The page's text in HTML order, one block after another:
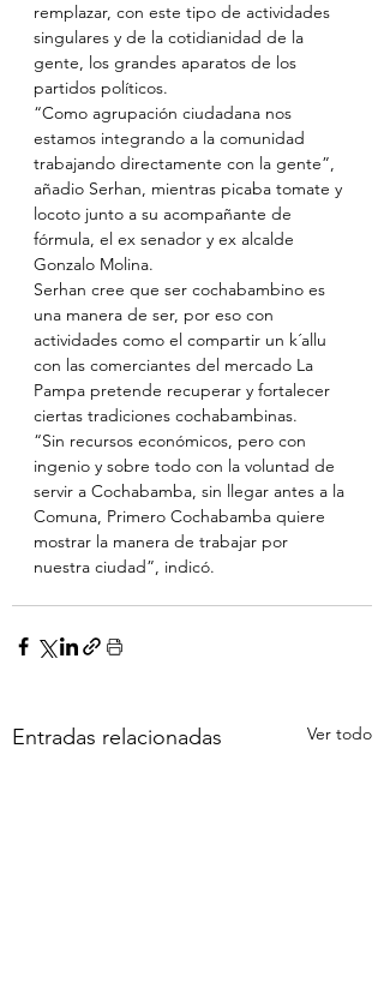
remplazar, con este tipo de actividades
singulares y de la cotidianidad de la
gente, los grandes aparatos de los
partidos políticos.
“Como agrupación ciudadana nos
estamos integrando a la comunidad
trabajando directamente con la gente”,
añadio Serhan, mientras picaba tomate y
locoto junto a su acompañante de
fórmula, el ex senador y ex alcalde
Gonzalo Molina.
Serhan cree que ser cochabambino es
una manera de ser, por eso con
actividades como el compartir un k´allu
con las comerciantes del mercado La
Pampa pretende recuperar y fortalecer
ciertas tradiciones cochabambinas.
“Sin recursos económicos, pero con
ingenio y sobre todo con la voluntad de
servir a Cochabamba, sin llegar antes a la
Comuna, Primero Cochabamba quiere
mostrar la manera de trabajar por
nuestra ciudad”, indicó.
Entradas relacionadas Ver todo